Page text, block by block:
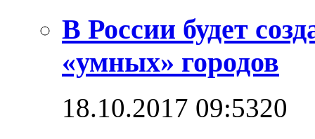
В России будет
«умных» городов
18.10.2017 09:5320